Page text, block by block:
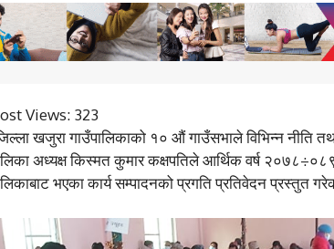
Views: 323
खजुरा गाउँपालिकाको १० औं गाउँसभाले विभिन्न नीति
अध्यक्ष किस्मत कुमार कक्षपतिले आर्थिक वर्ष
भएका कार्य सम्पादनको प्रगति प्रतिवेदन प्रस्तुत